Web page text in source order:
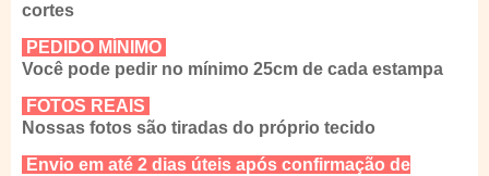
cortes
PEDIDO MÍNIMO
Você pode pedir no mínimo 25cm de cada estampa
FOTOS REAIS
Nossas fotos são tiradas do próprio tecido
Envio em até 2 dias úteis após confirmação de